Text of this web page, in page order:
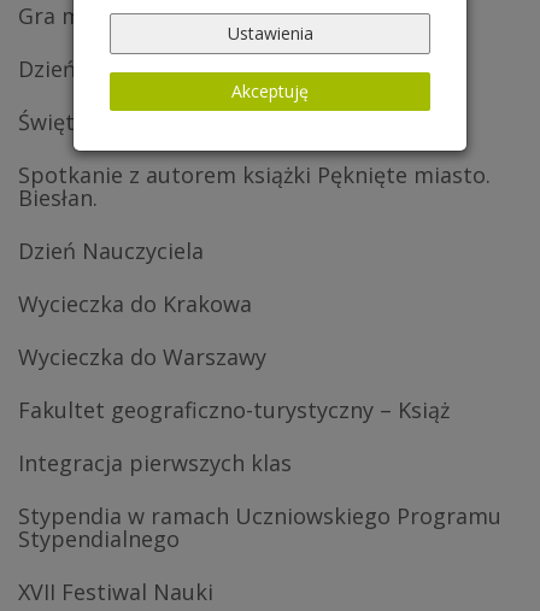
Ustawienia
Akceptuję
Gra miejska
Dzień Kiczu
Święto Niepodległości
Spotkanie z autorem książki Pęknięte miasto.
Biesłan.
Dzień Nauczyciela
Wycieczka do Krakowa
Wycieczka do Warszawy
Fakultet geograficzno-turystyczny – Książ
Integracja pierwszych klas
Stypendia w ramach Uczniowskiego Programu
Stypendialnego
XVII Festiwal Nauki